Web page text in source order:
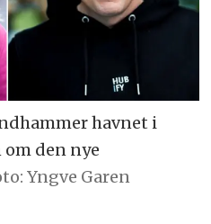
havnet i
den nye
Yngve Garen